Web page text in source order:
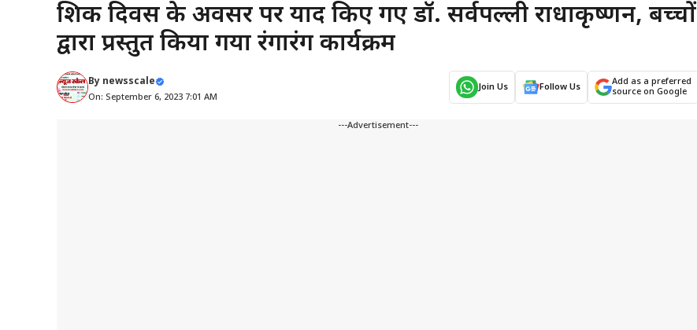
शिक्षक दिवस के अवसर पर याद किए गए डॉ. सर्वपल्ली राधाकृष्णन, बच्चों
द्वारा प्रस्तुत किया गया रंगारंग कार्यक्रम
By newsscale
On: September 6, 2023 7:01 AM
Join Us Follow Us
Add as a preferred
source on Google
---Advertisement---